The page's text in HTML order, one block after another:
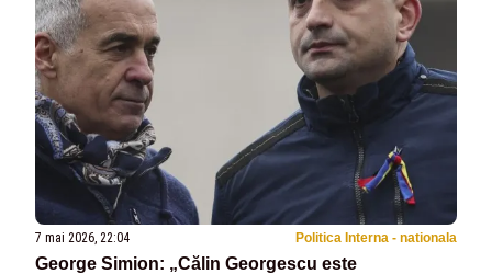
7 mai 2026, 22:04 Politica Interna - nationala
George Simion: „Călin Georgescu este